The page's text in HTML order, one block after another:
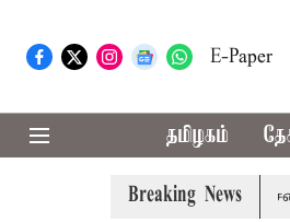
E-Paper
தமிழகம்
Breaking News
தடுமாற்றமா?